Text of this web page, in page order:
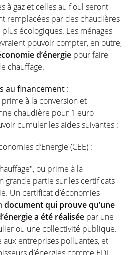
à gaz et celles au fioul seront
remplacées par des chaudières
écologiques. Les ménages
pouvoir compter, en outre,
d’énergie pour faire
chauffage.
au financement :
à la conversion et
chaudière pour 1 euro
cumuler les aides suivantes :
d’Energie (CEE) :
ou prime à la
grande partie sur les certificats
Un certificat d’économies
document qui prouve qu’une
a été réalisée par une
ou une collectivité publique.
aux entreprises polluantes, et
d’énergies comme EDF,